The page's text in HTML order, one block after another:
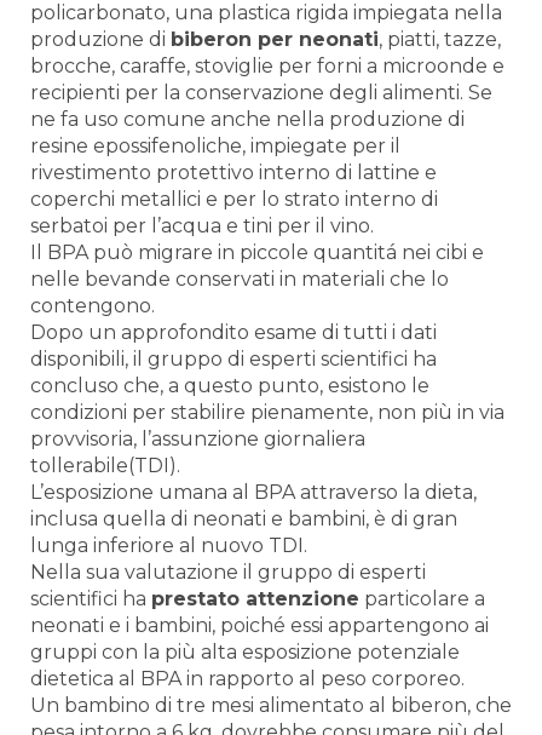
policarbonato, una plastica rigida impiegata nella
produzione di biberon per neonati, piatti, tazze,
brocche, caraffe, stoviglie per forni a microonde e
recipienti per la conservazione degli alimenti. Se
ne fa uso comune anche nella produzione di
resine epossifenoliche, impiegate per il
rivestimento protettivo interno di lattine e
coperchi metallici e per lo strato interno di
serbatoi per l’acqua e tini per il vino.
Il BPA può migrare in piccole quantitá nei cibi e
nelle bevande conservati in materiali che lo
contengono.
Dopo un approfondito esame di tutti i dati
disponibili, il gruppo di esperti scientifici ha
concluso che, a questo punto, esistono le
condizioni per stabilire pienamente, non più in via
provvisoria, l’assunzione giornaliera
tollerabile(TDI).
L’esposizione umana al BPA attraverso la dieta,
inclusa quella di neonati e bambini, è di gran
lunga inferiore al nuovo TDI.
Nella sua valutazione il gruppo di esperti
scientifici ha prestato attenzione particolare a
neonati e i bambini, poiché essi appartengono ai
gruppi con la più alta esposizione potenziale
dietetica al BPA in rapporto al peso corporeo.
Un bambino di tre mesi alimentato al biberon, che